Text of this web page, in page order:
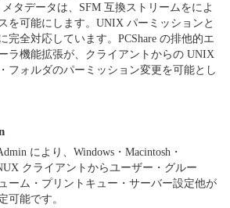
メタデータは、SFM 互換ストリームをによ
を可能にします。UNIX パーミッションと
完全対応しています。PCShare の排他的エ
ラ機能拡張が、クライアントからの UNIX
フォルダのパーミッション変更を可能とし
により、Windows・Macintosh・
クライアントからユーザー・グルー
ーム・プリントキュー・サーバー設定他が
可能です。